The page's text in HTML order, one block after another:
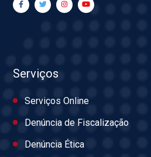
Serviços
Serviços Online
Denúncia de Fiscalização
Denúncia Ética